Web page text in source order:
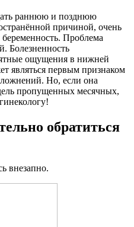
раннюю и позднюю
причиной, очень
беременность. Проблема
Болезненность
ощущения в нижней
являться первым признаком
Но, если она
пропущенных месячных,
обратиться
внезапно.